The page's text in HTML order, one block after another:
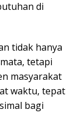
di
tidak hanya
tetapi
masyarakat
waktu, tepat
bagi